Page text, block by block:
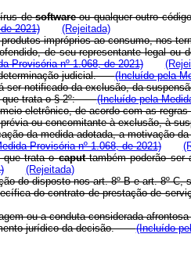
desoftwareou qualquer outro
2021)
(Rejeitada)
impróprios ao consumo, nos
de seu representante legal
Provisória nº 1.068, de 2021)
determinação judicial.(Incluído pela
ser notificado da exclusão, da
que trata o § 2º:(Incluído pela
meio eletrônico, de acordo com as
prévia ou concomitante à exclusão, à
da medida adotada, a motivação
Provisória nº 1.068, de 2021)
que trata ocaputtambém poderão ser
(Rejeitada)
do disposto nos art. 8º-B e art. 8º-
do contrato de prestação de
ou a conduta considerada
jurídico da decisão.(Incluído